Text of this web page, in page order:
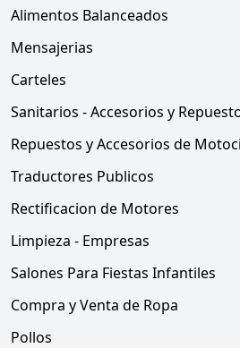
Alimentos Balanceados
Mensajerias
Carteles
Sanitarios - Accesorios y
Repuestos y Accesorios de
Traductores Publicos
Rectificacion de Motores
Limpieza - Empresas
Salones Para Fiestas Infantiles
Compra y Venta de Ropa
Pollos